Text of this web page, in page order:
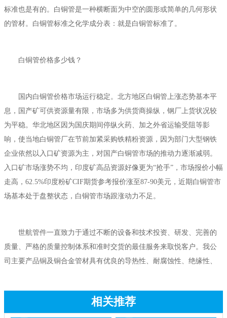
标准也是有的。白铜管是一种横断面为中空的圆形或简单的几何形状
的管材。白铜管标准之化学成分表：就是白铜管标准了。
白铜管价格多少钱？
国内白铜管价格市场运行稳定。北方地区白铜管上涨态势基本平
息，国产矿可供资源量有限，市场多为供货商操纵，钢厂上货状况较
为平稳。华北地区因为国庆期间停纵火药、加之外省运输受阻等影
响，使当地白铜管厂在节前加紧采购铁精粉资源，因为部门大型钢铁
企业依然以入口矿资源为主，对国产白铜管市场的推动力逐渐减弱。
入口矿市场涨势不均，印度矿高品资源好像更为“抢手”，市场报价小幅
走高，62.5%印度粉矿CIF期货参考报价涨至87-90美元，近期白铜管市
场基本处于盘整状态，白铜管市场跟涨动力不足。
世航管件一直致力于通过不断的设备和技术投资、研发、完善的
质量、严格的质量控制体系和准时交货的最佳服务来取悦客户。我公
司主要产品铜及铜合金管材具有优良的导热性、耐腐蚀性、绝缘性、
相关推荐